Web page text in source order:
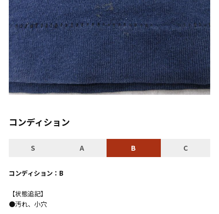
コンディション
S A B C
コンディション：B
【状態追記】
●汚れ、小穴